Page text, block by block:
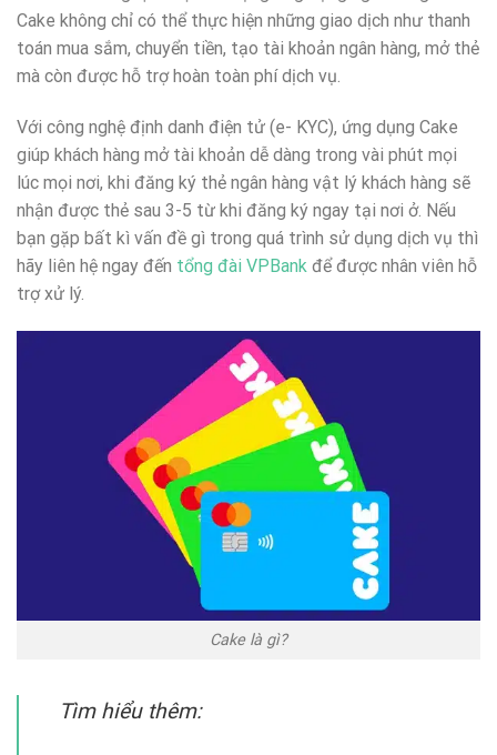
Cake không chỉ có thể thực hiện những giao dịch như thanh
toán mua sắm, chuyển tiền, tạo tài khoản ngân hàng, mở thẻ
mà còn được hỗ trợ hoàn toàn phí dịch vụ.
Với công nghệ định danh điện tử (e- KYC), ứng dụng Cake
giúp khách hàng mở tài khoản dễ dàng trong vài phút mọi
lúc mọi nơi, khi đăng ký thẻ ngân hàng vật lý khách hàng sẽ
nhận được thẻ sau 3-5 từ khi đăng ký ngay tại nơi ở. Nếu
bạn gặp bất kì vấn đề gì trong quá trình sử dụng dịch vụ thì
hãy liên hệ ngay đến tổng đài VPBank để được nhân viên hỗ
trợ xử lý.
Cake là gì?
Tìm hiểu thêm: